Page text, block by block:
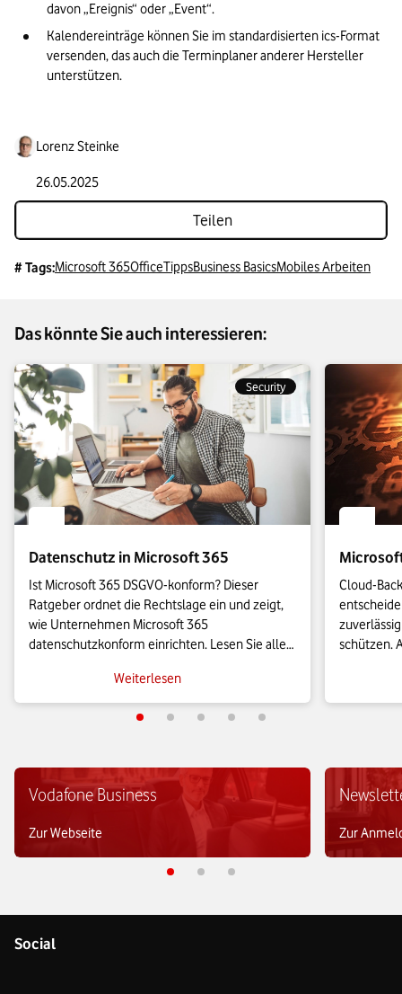
davon „Ereignis“ oder „Event“.
Kalendereinträge können Sie im standardisierten ics-Format
versenden, das auch die Terminplaner anderer Hersteller
unterstützen.
Lorenz Steinke
26.05.2025
Teilen
# Tags:Microsoft 365OfficeTippsBusiness BasicsMobiles Arbeiten
Das könnte Sie auch interessieren:
Security
Datenschutz in Microsoft 365
Ist Microsoft 365 DSGVO-konform? Dieser
Ratgeber ordnet die Rechtslage ein und zeigt,
wie Unternehmen Microsoft 365
datenschutzkonform einrichten. Lesen Sie alles
Auftragsverarbeitungsvertrag und zu konkreten
Einstellungen für Diagnosedaten und
Weiterlesen
Cloud-
schützen.
Vodafone Business
Zur Webseite Zur
Social